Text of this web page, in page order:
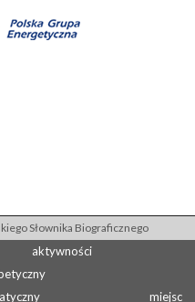
Słownika Biograficznego
aktywności
miejsc